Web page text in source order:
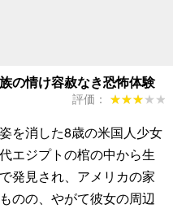
の情け容赦なき恐怖体験
評価： ★★★★★
★★★★★
を消した8歳の米国人少女
エジプトの棺の中から生
発見され、アメリカの家
のの、やがて彼女の周辺